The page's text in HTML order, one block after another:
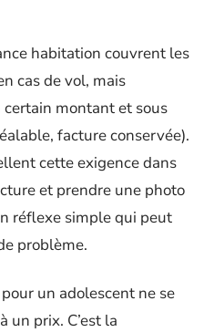
habitation couvrent les
cas de vol, mais
montant et sous
facture conservée).
cette exigence dans
et prendre une photo
réflexe simple qui peut
problème.
un adolescent ne se
un prix. C’est la